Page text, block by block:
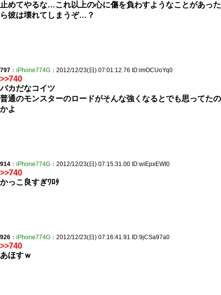
止めてやるな…これ以上の心に傷を負わすようなことがあった
ら彼は壊れてしまうぞ…？
797 ： iPhone774G ：2012/12/23(日) 07:01:12.76 ID:imOCUoYq0
>>740
バカだなコイツ
普通のモンスターのロードがそんな強くなるとでも思ってたの
かよ
914 ： iPhone774G ：2012/12/23(日) 07:15:31.00 ID:wiEpxEWI0
>>740
かっこ良すぎﾜﾛﾀ
926 ： iPhone774G ：2012/12/23(日) 07:16:41.91 ID:9jCSa97a0
>>740
あほすｗ